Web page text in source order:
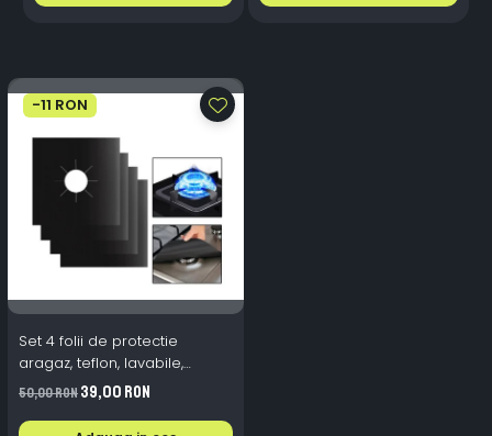
-11 RON
Set 4 folii de protectie
aragaz, teflon, lavabile,
reutilizabile, Negru/Gri
50,00 RON39,00 RON